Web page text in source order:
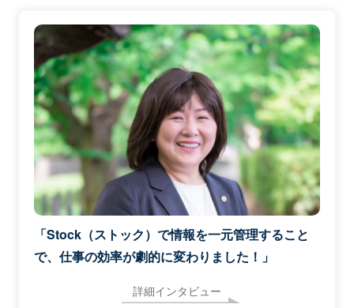
「Stock（ストック）で情報を一元管理すること
で、仕事の効率が劇的に変わりました！」
詳細インタビュー